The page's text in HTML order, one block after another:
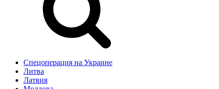
Спецоперация на Украине
Литва
Латвия